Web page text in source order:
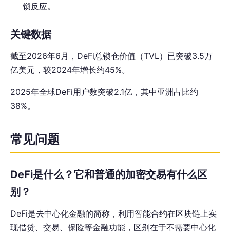
锁反应。
关键数据
截至2026年6月，DeFi总锁仓价值（TVL）已突破3.5万
亿美元，较2024年增长约45%。
2025年全球DeFi用户数突破2.1亿，其中亚洲占比约
38%。
常见问题
DeFi是什么？它和普通的加密交易有什么区
别？
DeFi是去中心化金融的简称，利用智能合约在区块链上实
现借贷、交易、保险等金融功能，区别在于不需要中心化